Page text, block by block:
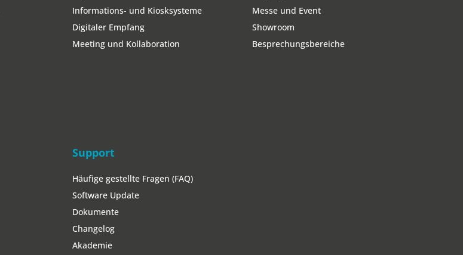
Informations- und Kiosksysteme
Digitaler Empfang
Meeting und Kollaboration
Messe und Event
Showroom
Besprechungsbereiche
Support
Häufige gestellte Fragen (FAQ)
Software Update
Dokumente
Changelog
Akademie